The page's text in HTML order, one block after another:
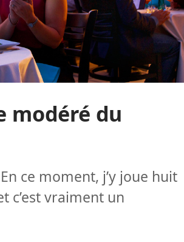
modéré du
ce moment, j’y joue huit
c’est vraiment un